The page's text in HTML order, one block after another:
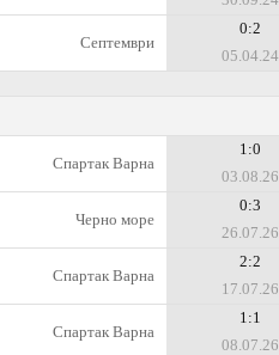
Септември
0:2
05.04.24
Спартак Варна
1:0
03.08.26
Черно море
0:3
26.07.26
Спартак Варна
2:2
17.07.26
Спартак Варна
1:1
08.07.26